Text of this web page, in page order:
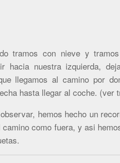
tramos con nieve y
hacia nuestra izquierda,
llegamos al camino por
hasta llegar al coche. (ver
hemos hecho un
camino como fuera, y asi